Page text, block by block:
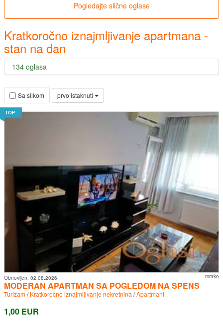
Pogledajte slične oglase
Kratkoročno iznajmljivanje apartmana -
stan na dan
134 oglasa
Sa slikom prvo istaknuti
mrako
Obnovljen: 02.08.2026.
MODERAN APARTMAN SA POGLEDOM NA SPENS
Turizam/Kratkoročno iznajmljivanje nekretnina /Apartmani
1,00 EUR